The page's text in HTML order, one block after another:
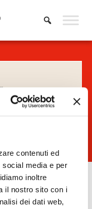
contenuti ed
social media e per
inoltre
il nostro sito con i
dei dati web,
& Events»Webinar: